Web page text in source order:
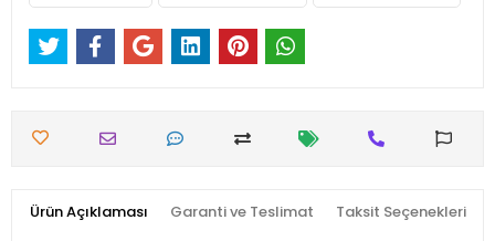
Ürün Açıklaması Garanti ve Teslimat Taksit Seçenekleri